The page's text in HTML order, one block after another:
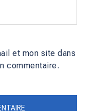
et mon site dans
commentaire.